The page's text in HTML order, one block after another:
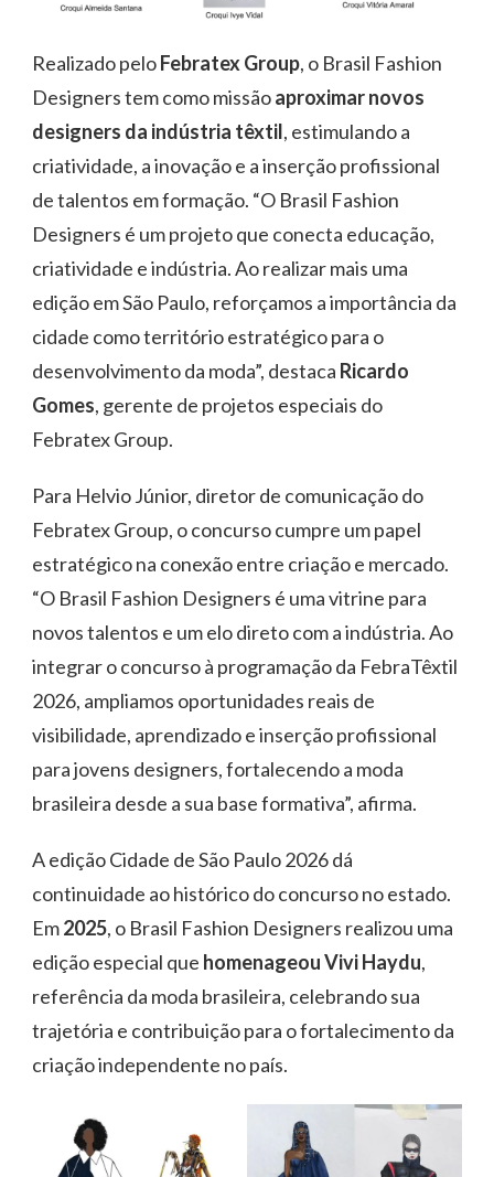
Realizado peloFebratex Group, o Brasil Fashion
Designers tem como missãoaproximar novos
designers da indústria têxtil, estimulando a
criatividade, a inovação e a inserção profissional
de talentos em formação. “O Brasil Fashion
Designers é um projeto que conecta educação,
criatividade e indústria. Ao realizar mais uma
edição em São Paulo, reforçamos a importância da
cidade como território estratégico para o
desenvolvimento da moda”, destaca Ricardo
Gomes, gerente de projetos especiais do
Febratex Group.
Para Helvio Júnior, diretor de comunicação do
Febratex Group, o concurso cumpre um papel
estratégico na conexão entre criação e mercado.
“O Brasil Fashion Designers é uma vitrine para
novos talentos e um elo direto com a indústria. Ao
integrar o concurso à programação da FebraTêxtil
2026, ampliamos oportunidades reais de
visibilidade, aprendizado e inserção profissional
para jovens designers, fortalecendo a moda
brasileira desde a sua base formativa”, afirma.
A edição Cidade de São Paulo 2026 dá
continuidade ao histórico do concurso no estado.
Em2025, o Brasil Fashion Designers realizou uma
edição especial que homenageou Vivi Haydu,
referência da moda brasileira, celebrando sua
trajetória e contribuição para o fortalecimento da
criação independente no país.